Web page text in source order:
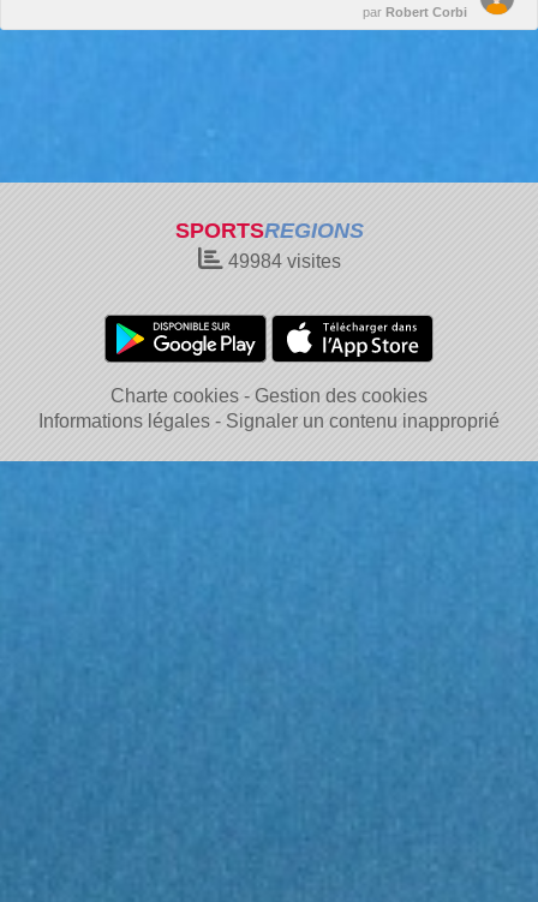
par Robert Corbi
SPORTSREGIONS
49984visites
Charte cookies
Gestion des cookies
Informations légales
Signaler un contenu inapproprié